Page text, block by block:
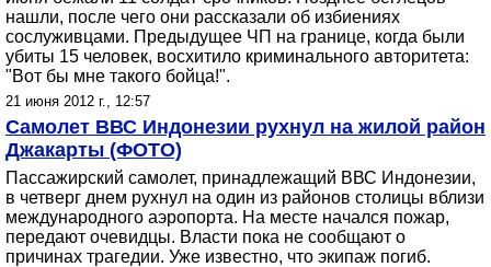
нашли, после чего они рассказали об избиениях
сослуживцами. Предыдущее ЧП на границе, когда были
убиты 15 человек, восхитило криминального авторитета:
"Вот бы мне такого бойца!".
21 июня 2012 г., 12:57
Самолет ВВС Индонезии рухнул на жилой район
Джакарты (ФОТО)
Пассажирский самолет, принадлежащий ВВС Индонезии,
в четверг днем рухнул на один из районов столицы вблизи
международного аэропорта. На месте начался пожар,
передают очевидцы. Власти пока не сообщают о
причинах трагедии. Уже известно, что экипаж погиб.